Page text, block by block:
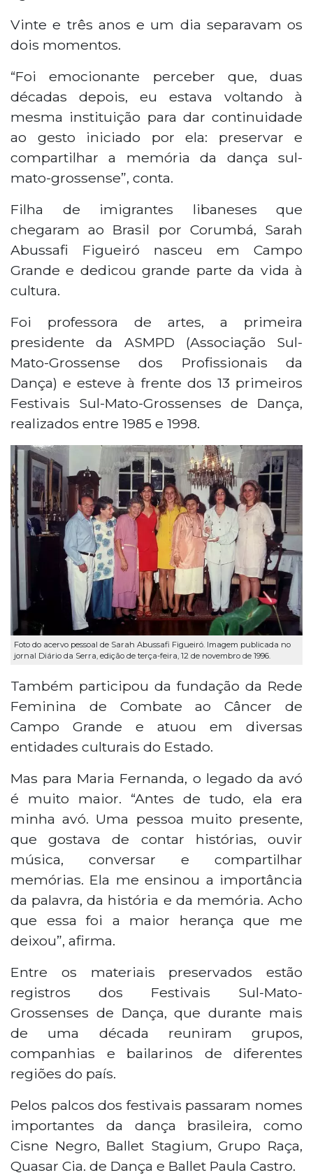
Vinte e três anos e um dia separavam os
dois momentos.
“Foi emocionante perceber que, duas
décadas depois, eu estava voltando à
mesma instituição para dar continuidade
ao gesto iniciado por ela: preservar e
compartilhar a memória da dança sul-
mato-grossense”, conta.
Filha de imigrantes libaneses que
chegaram ao Brasil por Corumbá, Sarah
Abussafi Figueiró nasceu em Campo
Grande e dedicou grande parte da vida à
cultura.
Foi professora de artes, a primeira
presidente da ASMPD (Associação Sul-
Mato-Grossense dos Profissionais da
Dança) e esteve à frente dos 13 primeiros
Festivais Sul-Mato-Grossenses de Dança,
realizados entre 1985 e 1998.
Foto do acervo pessoal de Sarah Abussafi Figueiró. Imagem publicada no
jornal Diário da Serra, edição de terça-feira, 12 de novembro de 1996.
Também participou da fundação da Rede
Feminina de Combate ao Câncer de
Campo Grande e atuou em diversas
entidades culturais do Estado.
Mas para Maria Fernanda, o legado da avó
é muito maior. “Antes de tudo, ela era
minha avó. Uma pessoa muito presente,
que gostava de contar histórias, ouvir
música, conversar e compartilhar
memórias. Ela me ensinou a importância
da palavra, da história e da memória. Acho
que essa foi a maior herança que me
deixou”, afirma.
Entre os materiais preservados estão
registros dos Festivais Sul-Mato-
Grossenses de Dança, que durante mais
de uma década reuniram grupos,
companhias e bailarinos de diferentes
regiões do país.
Pelos palcos dos festivais passaram nomes
importantes da dança brasileira, como
Cisne Negro, Ballet Stagium, Grupo Raça,
Quasar Cia. de Dança e Ballet Paula Castro.